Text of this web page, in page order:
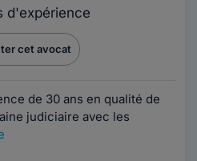
d'expérience
cet avocat
de 3​​​​​0 ans en qualité de
judiciaire avec les